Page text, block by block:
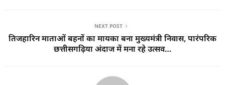
NEXT POST
तिजहारिन माताओं बहनों का मायका बना मुख्यमंत्री निवास, पारंपरिक
छत्तीसगढ़िया अंदाज में मना रहे उत्सव…